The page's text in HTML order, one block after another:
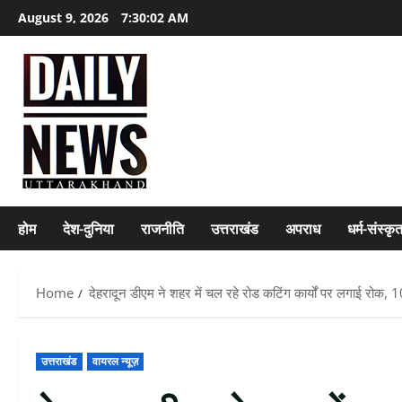
Skip
to
content
August 9, 2026 7:30:04 AM
होम देश-दुनिया राजनीति उत्तराखंड अपराध धर्म-संस्कृत
Home देहरादून डीएम ने शहर में चल रहे रोड कटिंग कार्यों पर लगाई रोक,
उत्तराखंड वायरल न्यूज़